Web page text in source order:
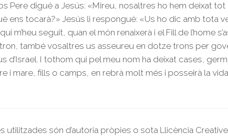
Pere digué a Jesús: «Mireu, nosaltres ho hem deixat tot
ens tocarà?» Jesús li respongué: «Us ho dic amb tota
m’heu seguit, quan el món renaixerà i el Fill de l’home
també vosaltres us asseureu en dotze trons per
d’Israel. I tothom qui pel meu nom ha deixat cases,
i mare, fills o camps, en rebrà molt més i posseirà la vida
utilitzades són d’autoria pròpies o sota Llicència Creative